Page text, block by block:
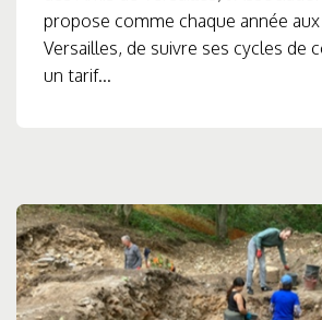
propose comme chaque année
Versailles, de suivre ses cycles de
un tarif...